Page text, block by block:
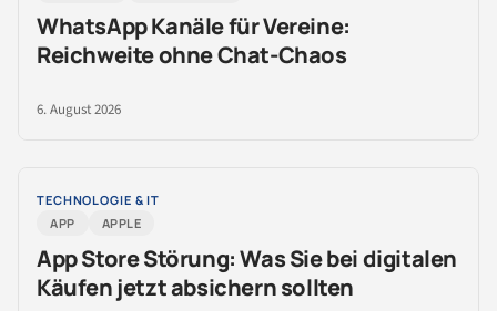
WhatsApp Kanäle für Vereine:
Reichweite ohne Chat-Chaos
6. August 2026
TECHNOLOGIE & IT
APP
APPLE
App Store Störung: Was Sie bei digitalen
Käufen jetzt absichern sollten